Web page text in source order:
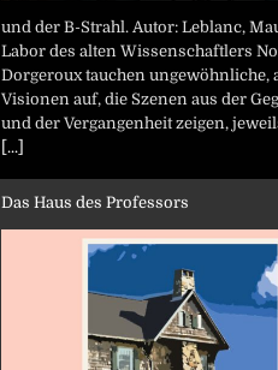
und der B-Strahl. Autor: Leblanc,
Labor des alten Wissenschaftlers
Dorgeroux tauchen ungewöhnliche,
Visionen auf, die Szenen aus der
und der Vergangenheit zeigen,
[...]
Das Haus des Professors